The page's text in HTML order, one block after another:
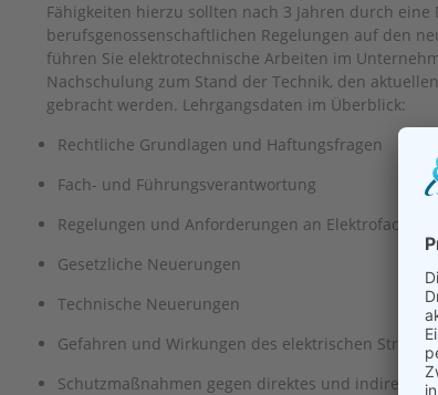
Fähigkeiten hierzu sollten nach 3 Jahren durch
berufsgenossenschaftlichen Regelungen auf den
führen Sie elektrotechnische Arbeiten im
Nachschulung zum Stand der Technik, den
gebracht werden. Lehrgangsdaten im Überblick:
Rechtliche Grundlagen und Haftungsfragen
Fach- und Führungsverantwortung
Regelungen und Anforderungen an
Gesetzliche Neuerungen
Technische Neuerungen
Gefahren und Wirkungen des elektrischen Stromes
Schutzmaßnahmen gegen direktes und